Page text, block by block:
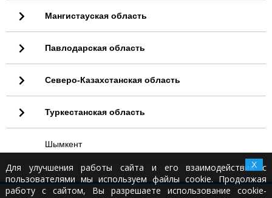
Мангистауская область
Павлодарская область
Северо-Казахстанская область
Туркестанская область
Шымкент
Для улучшения работы сайта и его взаимодействия с
пользователями мы используем файлы cookie. Продолжая
работу с сайтом, Вы разрешаете использование cookie-
X